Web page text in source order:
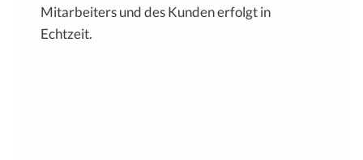
Mitarbeiters und des Kunden erfolgt in
Echtzeit.